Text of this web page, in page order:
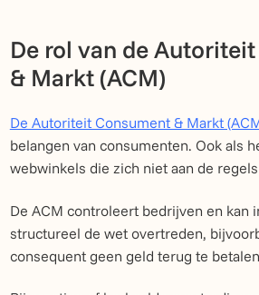
De rol van de
& Markt (ACM)
De Autoriteit Consument & Markt
belangen van consumenten. Ook als
webwinkels die zich niet aan de
De ACM controleert bedrijven en kan
structureel de wet overtreden,
consequent geen geld terug te